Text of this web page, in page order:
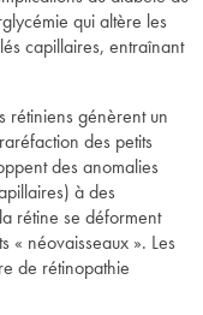
qui altère les
capillaires, entraînant
rétiniens génèrent un
des petits
des anomalies
à des
rétine se déforment
« néovaisseaux ». Les
de rétinopathie